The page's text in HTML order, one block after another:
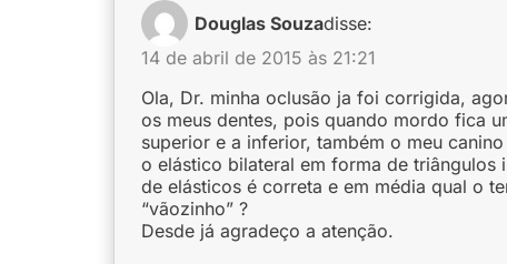
Douglas Souzadisse:
14 de abril de 2015 às 21:21
Ola, Dr. minha oclusão ja foi corrigida,
os meus dentes, pois quando mordo fica
superior e a inferior, também o meu
o elástico bilateral em forma de
de elásticos é correta e em média qual o
“vãozinho” ?
Desde já agradeço a atenção.